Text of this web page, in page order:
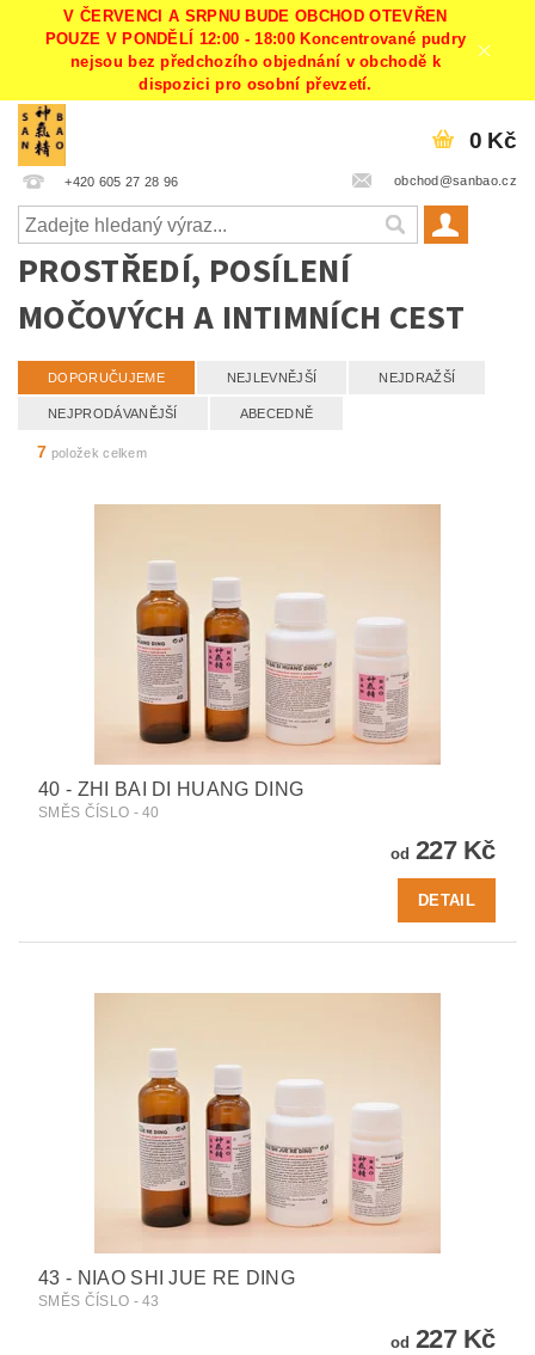
V ČERVENCI A SRPNU BUDE OBCHOD OTEVŘEN
POUZE V PONDĚLÍ 12:00 - 18:00 Koncentrované pudry
nejsou bez předchozího objednání v obchodě k
dispozici pro osobní převzetí.
+420 605 27 28 96 obchod@sanbao.cz
0 Kč
PROSTŘEDÍ, POSÍLENÍ
MOČOVÝCH A INTIMNÍCH CEST
DOPORUČUJEME NEJLEVNĚJŠÍ NEJDRAŽŠÍ
NEJPRODÁVANĚJŠÍ ABECEDNĚ
7 položek celkem
40 - ZHI BAI DI HUANG DING
SMĚS ČÍSLO - 40
od 227 Kč
DETAIL
43 - NIAO SHI JUE RE DING
SMĚS ČÍSLO - 43
od 227 Kč